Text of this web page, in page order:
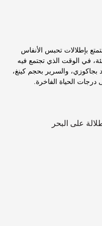
بإطلالات تحبس الأنفاس
في الوقت الذي تجتمع فيه
بجاكوزي، والسرير بحجم كينغ،
درجات الحياة الفاخرة.
على البحر